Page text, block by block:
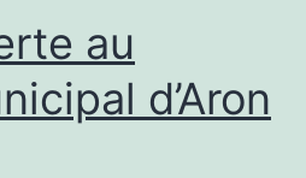
au
d’Aron